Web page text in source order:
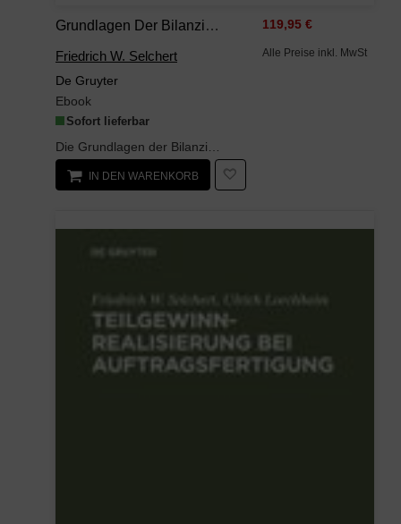
Grundlagen Der Bilanzierung
Friedrich W. Selchert
De Gruyter
Ebook
Sofort lieferbar
119,95 €
Alle Preise inkl. MwSt
IN DEN WARENKORB